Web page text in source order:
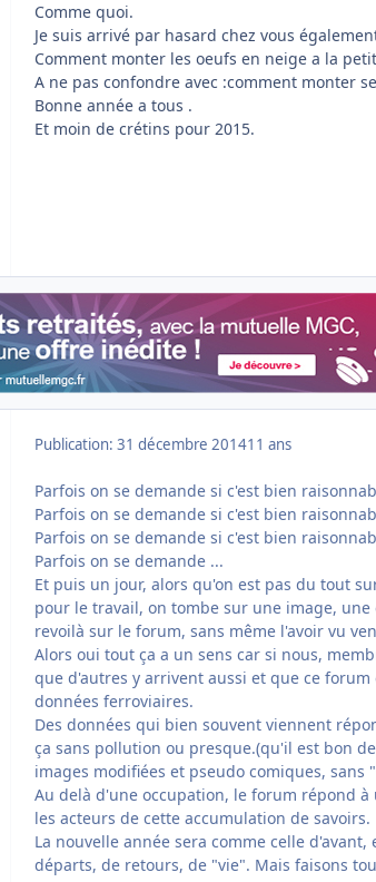
Comme quoi.
Je suis arrivé par hasard chez vous
Comment monter les oeufs en neige a la
A ne pas confondre avec :comment monter
Bonne année a tous .
Et moin de crétins pour 2015.
Publication: 31 décembre 201411 ans
Parfois on se demande si c'est bien
Parfois on se demande si c'est bien
Parfois on se demande si c'est bien
Parfois on se demande ...
Et puis un jour, alors qu'on est pas du tout
pour le travail, on tombe sur une image,
revoilà sur le forum, sans même l'avoir vu
Alors oui tout ça a un sens car si nous,
que d'autres y arrivent aussi et que ce
données ferroviaires.
Des données qui bien souvent viennent
ça sans pollution ou presque.(qu'il est bon
images modifiées et pseudo comiques, sans
Au delà d'une occupation, le forum répond
les acteurs de cette accumulation de savoirs.
La nouvelle année sera comme celle
départs, de retours, de "vie". Mais faisons